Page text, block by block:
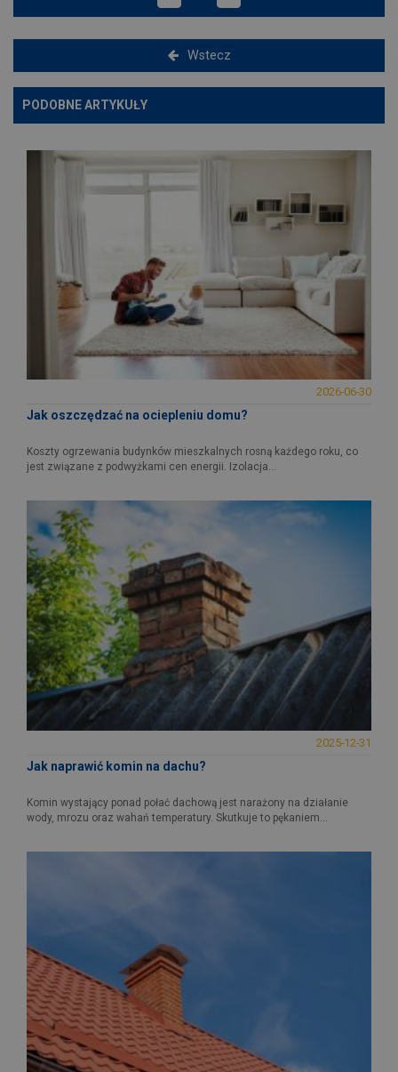
Wstecz
PODOBNE ARTYKUŁY
2026-06-30
Jak oszczędzać na ociepleniu domu?
Koszty ogrzewania budynków mieszkalnych rosną każdego roku, co
jest związane z podwyżkami cen energii. Izolacja...
2025-12-31
Jak naprawić komin na dachu?
Komin wystający ponad połać dachową jest narażony na działanie
wody, mrozu oraz wahań temperatury. Skutkuje to pękaniem...